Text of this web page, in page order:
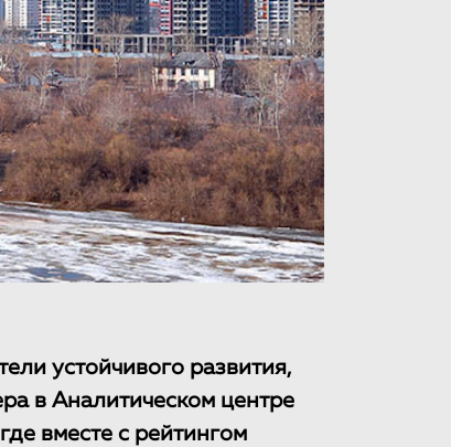
устойчивого развития,
в Аналитическом центре
вместе с рейтингом